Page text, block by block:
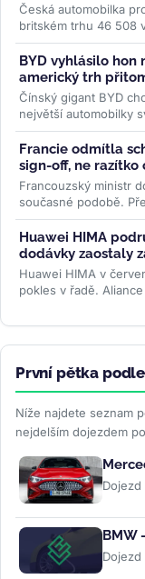
Česká automobilka
britském trhu 46 508
Enyaq a Elroq...>>
BYD vyhlásilo hon
americký trh
Čínský gigant BYD
největší automobilky
tomu...>>
Francie odmítla
sign-off, ne razítko
Francouzský ministr
současné podobě.
ve...>>
Huawei HIMA
dodávky zaostaly
Huawei HIMA v
pokles v řadě.
První pětka podle
Níže najdete seznam
nejdelším dojezdem
Dojezd
BMW
Dojezd